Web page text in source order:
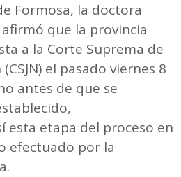
Formosa, la doctora
que la provincia
a la Corte Suprema de
el pasado viernes 8
antes de que se
esta etapa del proceso en
efectuado por la